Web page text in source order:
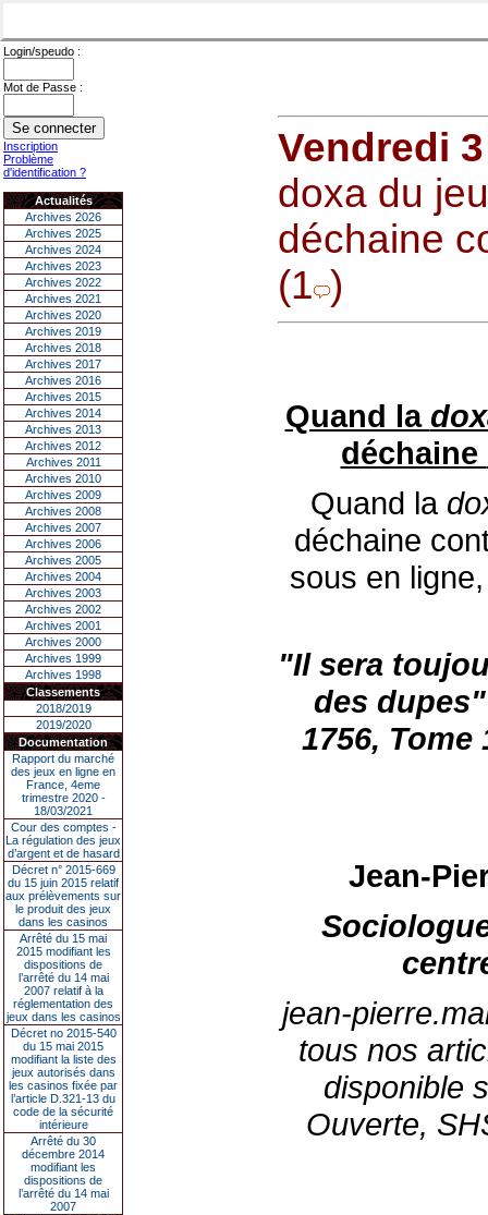
Login/speudo :
Mot de Passe :
Inscription
Problème
d'identification ?
Actualités
Archives 2026
Archives 2025
Archives 2024
Archives 2023
Archives 2022
Archives 2021
Archives 2020
Archives 2019
Archives 2018
Archives 2017
Archives 2016
Archives 2015
Archives 2014
Archives 2013
Archives 2012
Archives 2011
Archives 2010
Archives 2009
Archives 2008
Archives 2007
Archives 2006
Archives 2005
Archives 2004
Archives 2003
Archives 2002
Archives 2001
Archives 2000
Archives 1999
Archives 1998
Classements
2018/2019
2019/2020
Documentation
Rapport du marché
des jeux en ligne en
France, 4eme
trimestre 2020 -
18/03/2021
Cour des comptes -
La régulation des jeux
d’argent et de hasard
Décret n° 2015-669
du 15 juin 2015 relatif
aux prélèvements sur
le produit des jeux
dans les casinos
Arrêté du 15 mai
2015 modifiant les
dispositions de
l’arrêté du 14 mai
2007 relatif à la
réglementation des
jeux dans les casinos
Décret no 2015-540
du 15 mai 2015
modifiant la liste des
jeux autorisés dans
les casinos fixée par
l’article D.321-13 du
code de la sécurité
intérieure
Arrêté du 30
décembre 2014
modifiant les
dispositions de
l’arrêté du 14 mai
2007
Vendredi
doxa du
déchaine
(1 )
Quand la
déchaine
Quand la
déchaine
sous en
"Il sera
des
1756, Tome
Jean-
jean-
tous nos
disponible
Ouverte,